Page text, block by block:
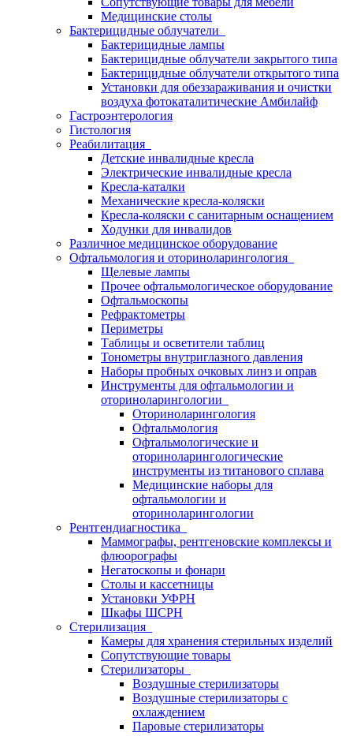
Медицинские столы
Бактерицидные облучатели
Бактерицидные лампы
Бактерицидные облучатели закрытого типа
Бактерицидные облучатели открытого типа
Установки для обеззараживания и очистки
воздуха фотокаталитические Амбилайф
Гастроэнтерология
Гистология
Реабилитация
Детские инвалидные кресла
Электрические инвалидные кресла
Кресла-каталки
Механические кресла-коляски
Кресла-коляски с санитарным оснащением
Ходунки для инвалидов
Различное медицинское оборудование
Офтальмология и оториноларингология
Щелевые лампы
Прочее офтальмологическое оборудование
Офтальмоскопы
Рефрактометры
Периметры
Таблицы и осветители таблиц
Тонометры внутриглазного давления
Наборы пробных очковых линз и оправ
Инструменты для офтальмологии и
оториноларингологии
Оториноларингология
Офтальмология
Офтальмологические и
оториноларингологические
инструменты из титанового сплава
Медицинские наборы для
офтальмологии и
оториноларингологии
Рентгендиагностика
Маммографы, рентгеновские комплексы и
флюорографы
Негатоскопы и фонари
Столы и кассетницы
Установки УФРН
Шкафы ШСРН
Стерилизация
Камеры для хранения стерильных изделий
Сопутствующие товары
Стерилизаторы
Воздушные стерилизаторы
Воздушные стерилизаторы с
охлаждением
Паровые стерилизаторы